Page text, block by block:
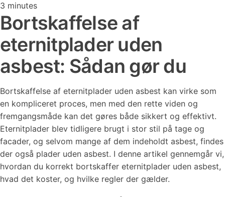
3 minutes
Bortskaffelse af
eternitplader uden
asbest: Sådan gør du
Bortskaffelse af eternitplader uden asbest kan virke som
en kompliceret proces, men med den rette viden og
fremgangsmåde kan det gøres både sikkert og effektivt.
Eternitplader blev tidligere brugt i stor stil på tage og
facader, og selvom mange af dem indeholdt asbest, findes
der også plader uden asbest. I denne artikel gennemgår vi,
hvordan du korrekt bortskaffer eternitplader uden asbest,
hvad det koster, og hvilke regler der gælder.